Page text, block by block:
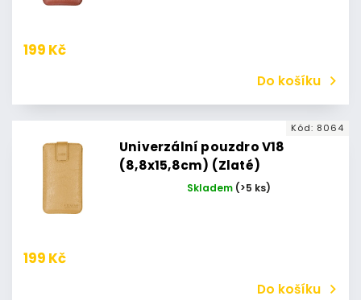
199 Kč
Do košíku
Univerzální pouzdro V18
(8,8x15,8cm) (Zlaté)
Skladem (>5 ks)
199 Kč
Do košíku
Kód: 8064